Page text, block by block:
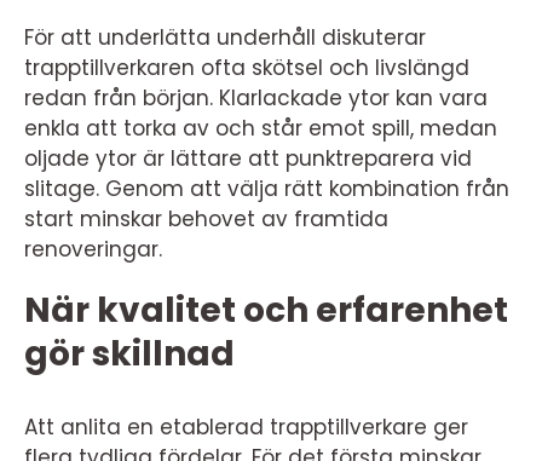
För att underlätta underhåll diskuterar
trapptillverkaren ofta skötsel och livslängd
redan från början. Klarlackade ytor kan vara
enkla att torka av och står emot spill, medan
oljade ytor är lättare att punktreparera vid
slitage. Genom att välja rätt kombination från
start minskar behovet av framtida
renoveringar.
När kvalitet och erfarenhet
gör skillnad
Att anlita en etablerad trapptillverkare ger